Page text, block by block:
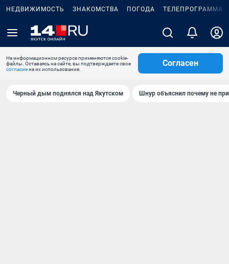
НЕДВИЖИМОСТЬ ЗНАКОМСТВА ПОГОДА ТЕЛЕПРОГРАММА
На информационном ресурсе применяются cookie-
файлы. Оставаясь на сайте, вы подтверждаете свое
согласиена их использование.
Согласен
Черный дым поднялся над Якутском Шнур объяснил почему не